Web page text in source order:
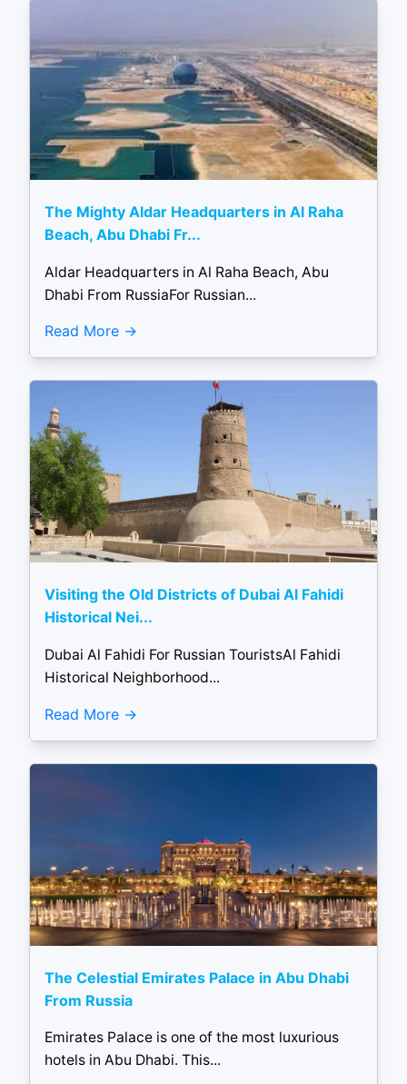
The Mighty Aldar Headquarters in Al Raha
Beach, Abu Dhabi Fr...
Aldar Headquarters in Al Raha Beach, Abu
Dhabi From RussiaFor Russian...
Read More
Visiting the Old Districts of Dubai Al Fahidi
Historical Nei...
Dubai Al Fahidi For Russian TouristsAl Fahidi
Historical Neighborhood...
Read More
The Celestial Emirates Palace in Abu Dhabi
From Russia
Emirates Palace is one of the most luxurious
hotels in Abu Dhabi. This...